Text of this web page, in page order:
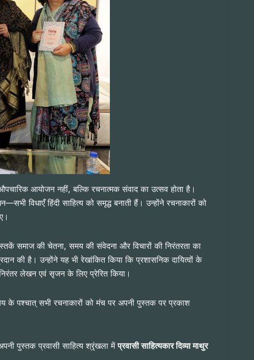
आयोजन नहीं, बल्कि रचनात्मक संवाद का उत्सव होता है।
विधाएँ हिंदी साहित्य को समृद्ध बनाती हैं। उन्होंने रचनाकारों को
समाज की चेतना, समय की संवेदना और विचारों की निरंतरता का
की है। उन्होंने यह भी रेखांकित किया कि प्रशासनिक दायित्वों के
लेखन एवं सृजन के लिए प्रेरित किया।
के पश्चात् सभी रचनाकारों को मंच पर अपनी पुस्तक पर प्रकाश
पुस्तक प्रवासी साहित्य श्रृंखला मेंप्रवासी साहित्यकार दिव्या माथुर